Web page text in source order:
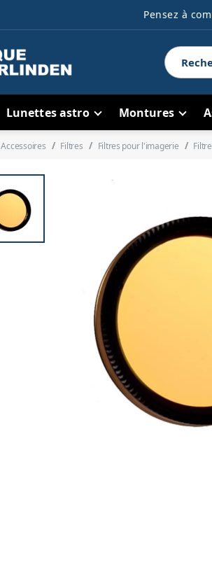
Pensez à
Lunettes astro Montures
Accessoires Filtres Filtres pour l'imagerie